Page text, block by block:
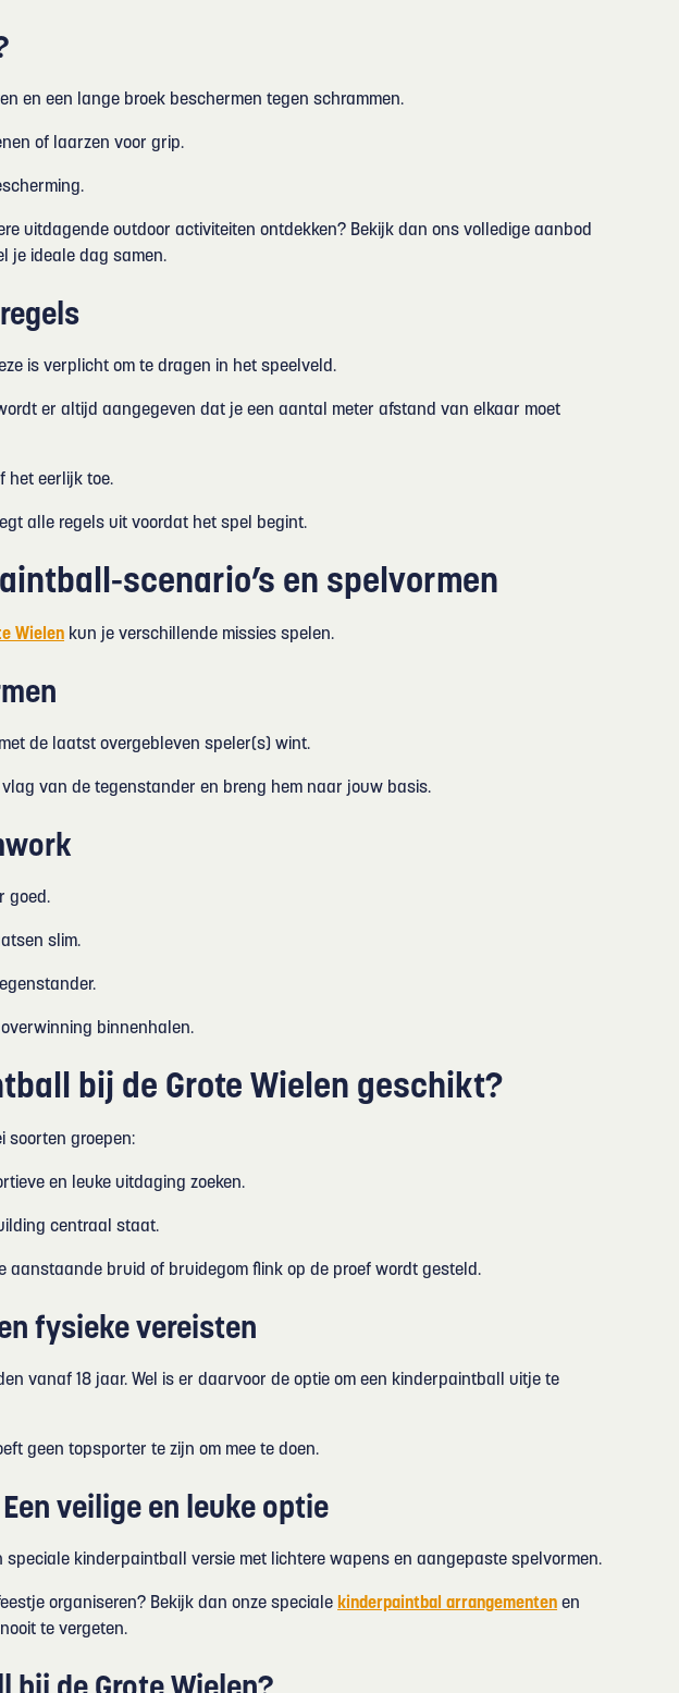
en een lange broek beschermen tegen schrammen.
of laarzen voor grip.
uitdagende outdoor activiteiten ontdekken? Bekijk dan ons volledige aanbod
je ideale dag samen.
is verplicht om te dragen in het speelveld.
er altijd aangegeven dat je een aantal meter afstand van elkaar moet
het eerlijk toe.
alle regels uit voordat het spel begint.
scenario’s en spelvormen
Wielen kun je verschillende missies spelen.
de laatst overgebleven speler(s) wint.
van de tegenstander en breng hem naar jouw basis.
goed.
slim.
binnenhalen.
bij de Grote Wielen geschikt?
soorten groepen:
en leuke uitdaging zoeken.
centraal staat.
aanstaande bruid of bruidegom flink op de proef wordt gesteld.
fysieke vereisten
vanaf 18 jaar. Wel is er daarvoor de optie om een kinderpaintball uitje te
geen topsporter te zijn om mee te doen.
veilige en leuke optie
speciale kinderpaintball versie met lichtere wapens en aangepaste spelvormen.
organiseren? Bekijk dan onze speciale kinderpaintbal arrangementen en
te vergeten.